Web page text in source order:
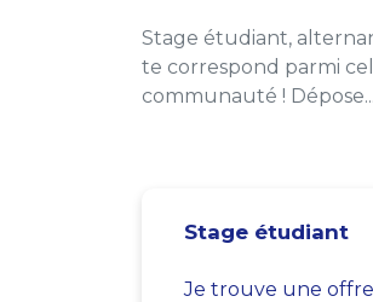
Stage étudiant,
te correspond parmi
communauté ! Dépose...
Stage étudiant
Je trouve une offre